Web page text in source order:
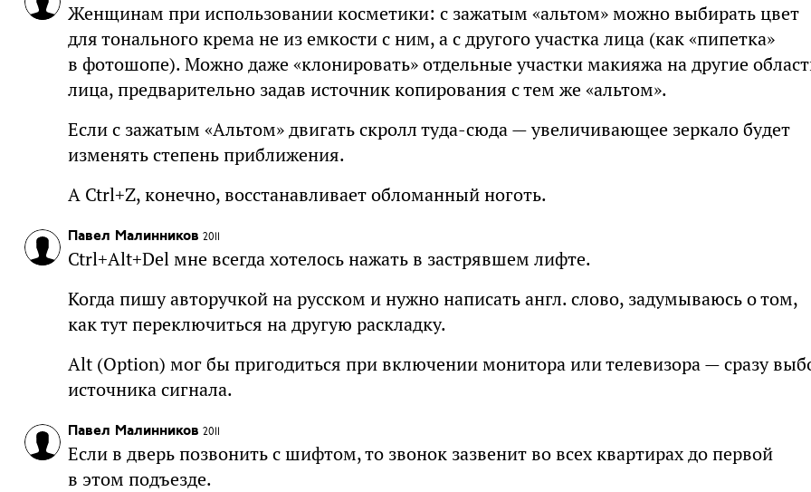
Женщинам при использовании косметики: с зажатым «альтом» можно выбирать цвет
для тонального крема не из емкости с ним, а с другого участка лица (как «пипетка»
в фотошопе). Можно даже «клонировать» отдельные участки макияжа на другие
лица, предварительно задав источник копирования с тем же «альтом».
Если с зажатым «Альтом» двигать скролл туда-сюда — увеличивающее зеркало будет
изменять степень приближения.
А Ctrl+Z, конечно, восстанавливает обломанный ноготь.
Павел Малинников 2011
Ctrl+Alt+Del мне всегда хотелось нажать в застрявшем лифте.
Когда пишу авторучкой на русском и нужно написать англ. слово, задумываюсь о том,
как тут переключиться на другую раскладку.
Alt (Option) мог бы пригодиться при включении монитора или телевизора — сразу
источника сигнала.
Павел Малинников 2011
Если в дверь позвонить с шифтом, то звонок зазвенит во всех квартирах до первой
в этом подъезде.